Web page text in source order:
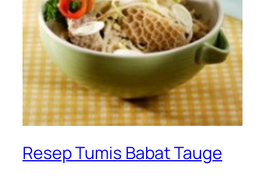
Resep Tumis Babat Tauge